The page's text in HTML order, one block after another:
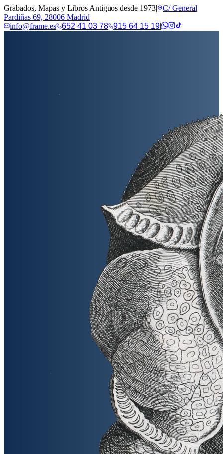
Grabados, Mapas y Libros Antiguos desde 1973|
C/ General
Pardiñas 69, 28006 Madrid
info@frame.es
652 41 03 78 915 64 15 19|